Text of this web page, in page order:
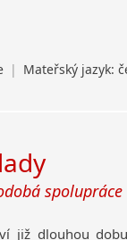
| Mateřský jazyk:
spolupráce
již dlouhou